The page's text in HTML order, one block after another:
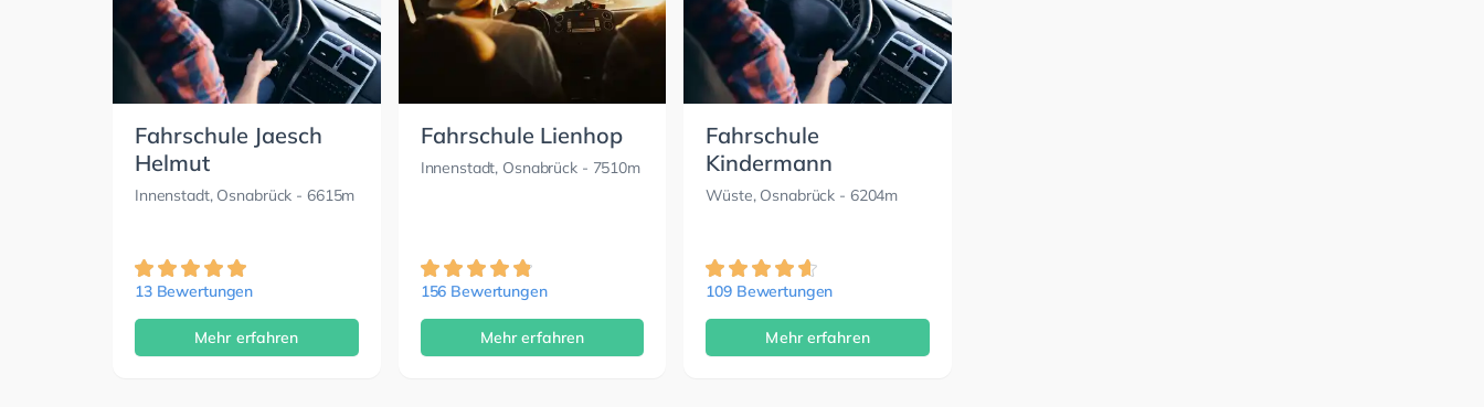
Fahrschule Jaesch
Helmut
Innenstadt, Osnabrück - 6615m
13 Bewertungen
Mehr erfahren
Fahrschule Lienhop
Innenstadt, Osnabrück- 7510m
156 Bewertungen
Mehr erfahren
Fahrschule
Kindermann
Wüste, Osnabrück - 6204m
109 Bewertungen
Mehr erfahren